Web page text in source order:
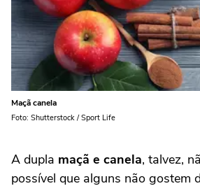
Maçã canela
Foto: Shutterstock / Sport Life
A dupla maçã e canela, talvez,
possível que alguns não gostem